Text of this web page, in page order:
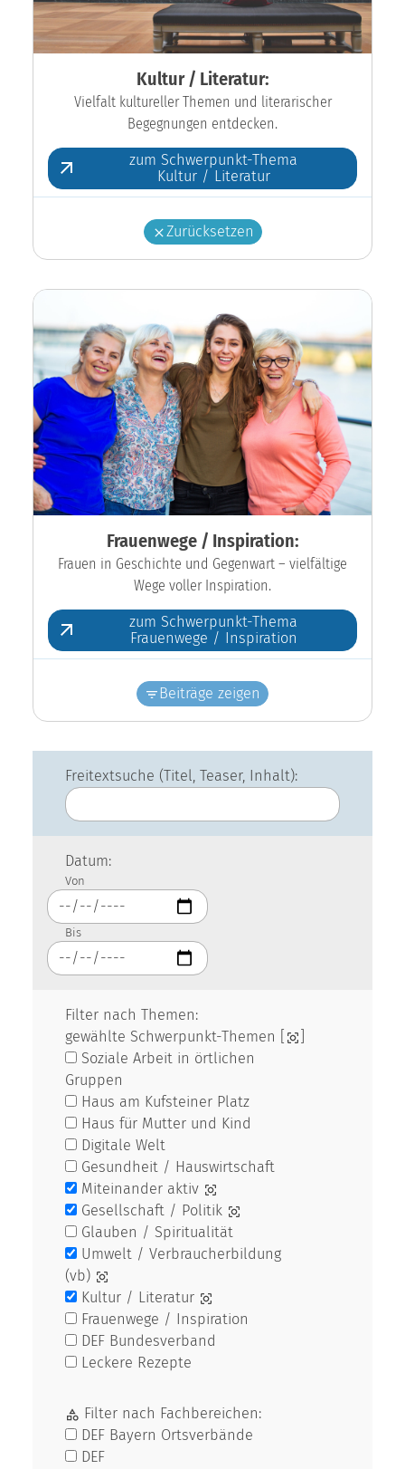
Kultur / Literatur:
Vielfalt kultureller Themen und literarischer
Begegnungen entdecken.
zum Schwerpunkt-Thema
Kultur / Literatur
Zurücksetzen
Frauenwege / Inspiration:
Frauen in Geschichte und Gegenwart – vielfältige
Wege voller Inspiration.
zum Schwerpunkt-Thema
Frauenwege / Inspiration
Beiträge zeigen
Freitextsuche (Titel, Teaser, Inhalt):
Datum:
Von
Bis
Filter nach Themen:
gewählte Schwerpunkt-Themen [
Soziale Arbeit in örtlichen
Gruppen
Haus am Kufsteiner Platz
Haus für Mutter und Kind
Digitale Welt
Gesundheit / Hauswirtschaft
Miteinander aktiv
Gesellschaft / Politik
Glauben / Spiritualität
Umwelt / Verbraucherbildung
(vb)
Kultur / Literatur
Frauenwege / Inspiration
DEF Bundesverband
Leckere Rezepte
Filter nach Fachbereichen:
DEF Bayern Ortsverbände
DEF